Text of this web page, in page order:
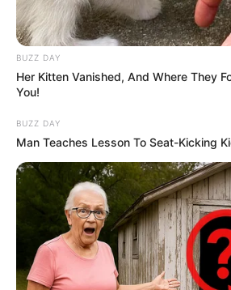
BUZZ DAY
Her Kitten Vanished, And Where They
You!
BUZZ DAY
Man Teaches Lesson To Seat-Kicking